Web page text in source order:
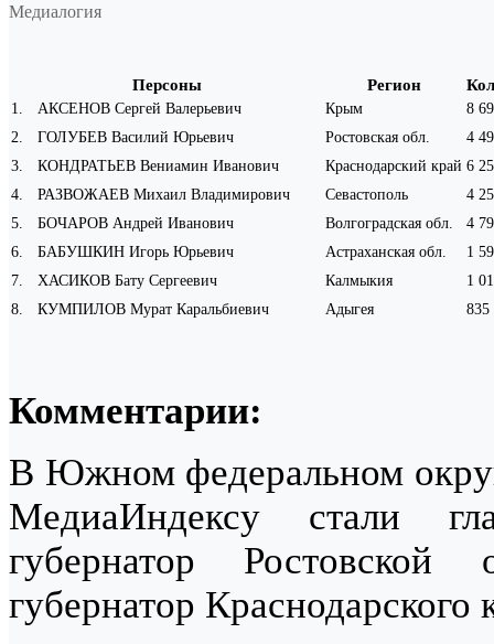
Медиалогия
Персоны Регион
1 АКСЕНОВ Сергей Валерьевич Крым
8
2
ГОЛУБЕВ Василий Юрьевич Ростовская обл.
4
3
КОНДРАТЬЕВ Вениамин Иванович Краснодарский край 6
4
РАЗВОЖАЕВ Михаил Владимирович Севастополь
4
5
БОЧАРОВ Андрей Иванович Волгоградская обл.
4
6
БАБУШКИН Игорь Юрьевич Астраханская обл.
1
7
ХАСИКОВ Бату Сергеевич Калмыкия
1
8
КУМПИЛОВ Мурат Каральбиевич Адыгея 835
Комментарии:
В Южном федеральном
МедиаИндексу стали
губернатор
губернатор Краснодарского